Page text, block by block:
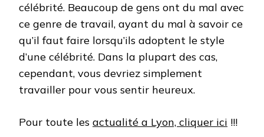
célébrité. Beaucoup de gens ont du mal avec
ce genre de travail, ayant du mal à savoir ce
qu’il faut faire lorsqu’ils adoptent le style
d’une célébrité. Dans la plupart des cas,
cependant, vous devriez simplement
travailler pour vous sentir heureux.
Pour toute les actualité a Lyon, cliquer ici !!!